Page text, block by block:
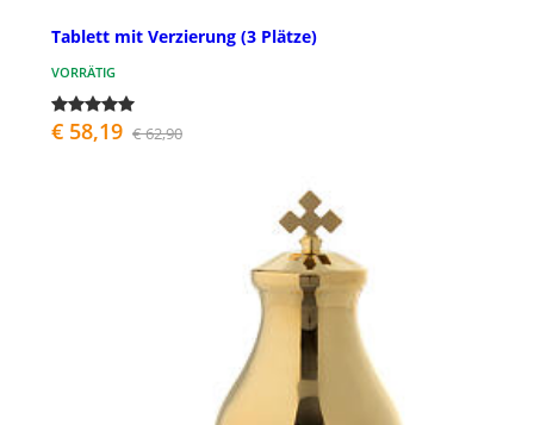
Tablett mit Verzierung (3 Plätze)
VORRÄTIG
€ 58,19 € 62,90